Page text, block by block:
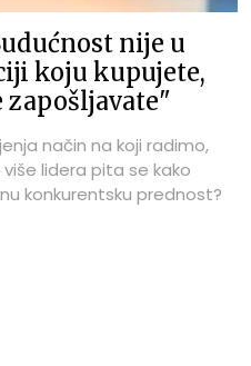
nije u
koju kupujete,
zapošljavate"
način na koji radimo,
lidera pita se kako
konkurentsku prednost?